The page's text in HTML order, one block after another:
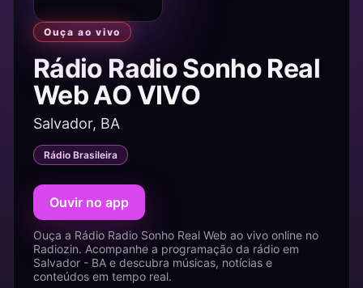
Ouça ao vivo
Rádio Radio Sonho Real
Web AO VIVO
Salvador, BA
Rádio Brasileira
Ouvir no app
Ouça a Rádio Radio Sonho Real Web ao vivo online no
Radiozin. Acompanhe a programação da rádio em
Salvador - BA e descubra músicas, notícias e
conteúdos em tempo real.